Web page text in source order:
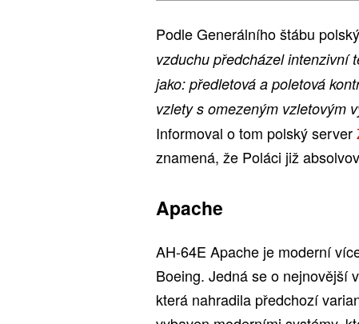
Podle Generálního štábu
vzduchu předcházel intenzivní
jako: předletová a poletová
vzlety s omezeným vzletovým
Informoval o tom polský server
znamená, že Poláci již
Apache
AH-64E Apache je moderní
Boeing. Jedná se o nejnovější
která nahradila předchozí